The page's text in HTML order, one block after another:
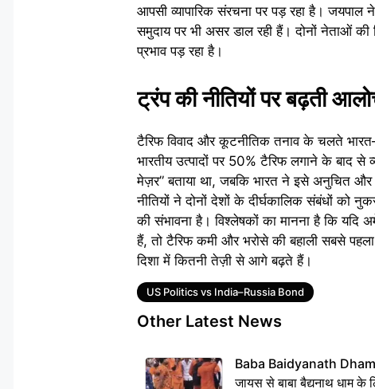
आपसी व्यापारिक संरचना पर पड़ रहा है। जयपाल
समुदाय पर भी असर डाल रही हैं। दोनों नेताओं की
प्रभाव पड़ रहा है।
ट्रंप की नीतियों पर बढ़ती
टैरिफ विवाद और कूटनीतिक तनाव के चलते
भारतीय उत्पादों पर 50% टैरिफ लगाने के बाद से
मेज़र” बताया था, जबकि भारत ने इसे अनुचित
नीतियों ने दोनों देशों के दीर्घकालिक संबंधों को
की संभावना है। विश्लेषकों का मानना है कि यदि
हैं, तो टैरिफ कमी और भरोसे की बहाली सबसे
दिशा में कितनी तेज़ी से आगे बढ़ते हैं।
TagsUS Politics vs India–Russia Bond
Other Latest News
Baba Baidyanath
जायस से बाबा बैद्यनाथ धाम के